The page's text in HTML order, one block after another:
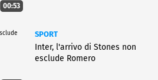
00:53
SPORT
Inter, l'arrivo di Stones non
esclude Romero